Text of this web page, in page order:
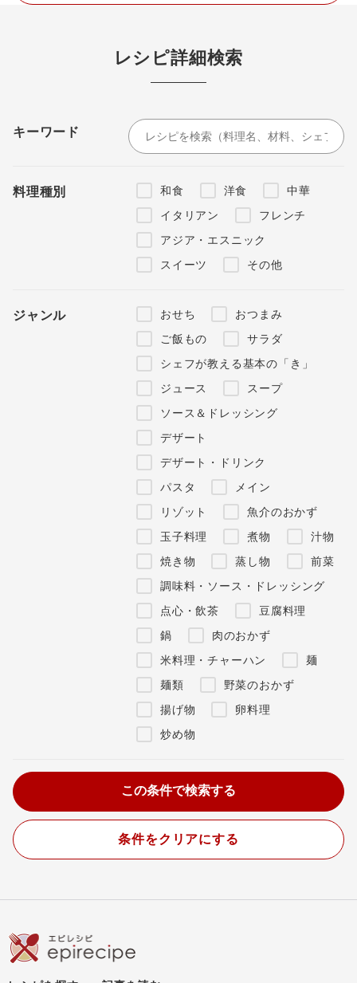
レシピ詳細検索
キーワード
料理種別 和食 洋食
中華
イタリアン
フレンチ
アジア・エスニック
スイーツ
その他
ジャンル おせち
おつまみ
ご飯もの
サラダ
シェフが教える基本の「き」
ジュース
スープ
ソース＆ドレッシング
デザート
デザート・ドリンク
パスタ
メイン
リゾット
魚介のおかず
玉子料理
煮物
汁物
焼き物
蒸し物
前菜
調味料・ソース・ドレッシング
点心・飲茶
豆腐料理
鍋
肉のおかず
米料理・チャーハン
麺
麺類
野菜のおかず
揚げ物
卵料理
炒め物
条件をクリアにする